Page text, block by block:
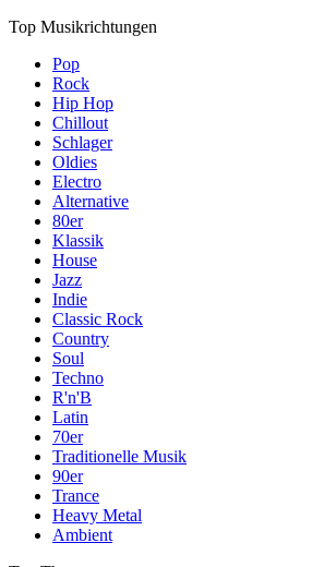
Top Musikrichtungen
Pop
Rock
Hip Hop
Chillout
Schlager
Oldies
Electro
Alternative
80er
Klassik
House
Jazz
Indie
Classic Rock
Country
Soul
Techno
R'n'B
Latin
70er
Traditionelle Musik
90er
Trance
Heavy Metal
Ambient